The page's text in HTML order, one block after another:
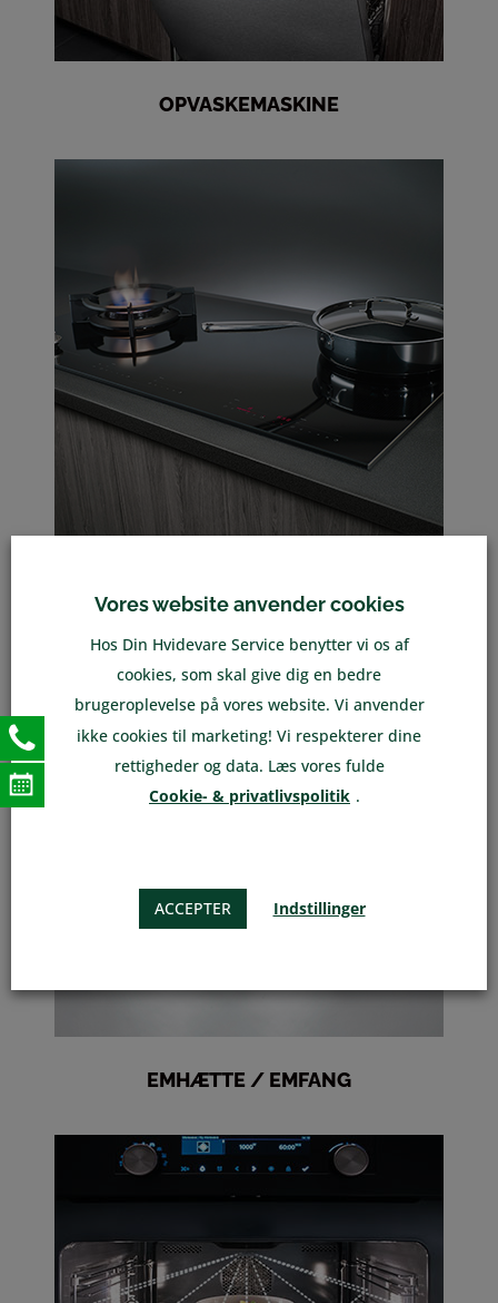
OPVASKEMASKINE
KOMFUR
EMHÆTTE / EMFANG
Vores website anvender cookies
Hos Din Hvidevare Service benytter vi os af
cookies, som skal give dig en bedre
brugeroplevelse på vores website. Vi anvender
ikke cookies til marketing! Vi respekterer dine
rettigheder og data. Læs vores fulde
Cookie- & privatlivspolitik .
ACCEPTER Indstillinger